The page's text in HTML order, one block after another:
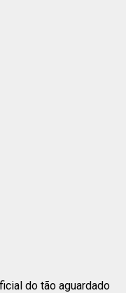
do tão aguardado